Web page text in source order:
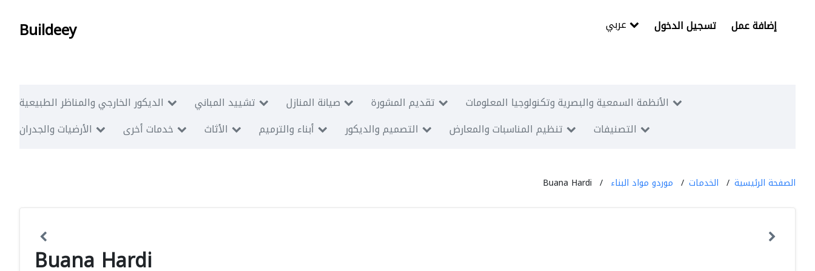
Buildeey تسجيل الدخول إضافة عمل
الديكور الخارجي والمناظر الطبيعية تشييد المباني صيانة المنازل تقديم المشورة
الأنظمة السمعية والبصرية وتكنولوجيا المعلومات
الأرضيات والجدران
خدمات أخرى الأثاث أبناء والترميم التصميم والديكور تنظيم المناسبات والمعارض التصنيفات
الصفحة الرئيسية الخدمات موردو مواد البناء Buana Hardi
Buana Hardi